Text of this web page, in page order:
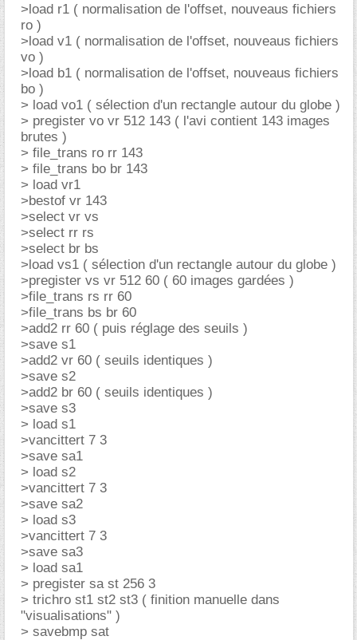
>load r1 ( normalisation de l'offset, nouveaus fichiers
ro )
>load v1 ( normalisation de l'offset, nouveaus fichiers
vo )
>load b1 ( normalisation de l'offset, nouveaus fichiers
bo )
> load vo1 ( sélection d'un rectangle autour du globe )
> pregister vo vr 512 143 ( l'avi contient 143 images
brutes )
> file_trans ro rr 143
> file_trans bo br 143
> load vr1
>bestof vr 143
>select vr vs
>select rr rs
>select br bs
>load vs1 ( sélection d'un rectangle autour du globe )
>pregister vs vr 512 60 ( 60 images gardées )
>file_trans rs rr 60
>file_trans bs br 60
>add2 rr 60 ( puis réglage des seuils )
>save s1
>add2 vr 60 ( seuils identiques )
>save s2
>add2 br 60 ( seuils identiques )
>save s3
> load s1
>vancittert 7 3
>save sa1
> load s2
>vancittert 7 3
>save sa2
> load s3
>vancittert 7 3
>save sa3
> load sa1
> pregister sa st 256 3
> trichro st1 st2 st3 ( finition manuelle dans
"visualisations" )
> savebmp sat